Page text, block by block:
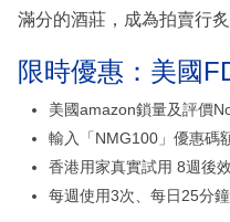
滿分的酒莊，成為拍賣行
限時優惠：美國
美國amazon鎖量及評價
輸入「NMG100」優惠碼
香港用家真實試用 8週後
每週使用3次、每日25分